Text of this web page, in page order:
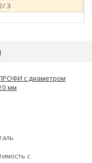
3
с диаметром
мм
с